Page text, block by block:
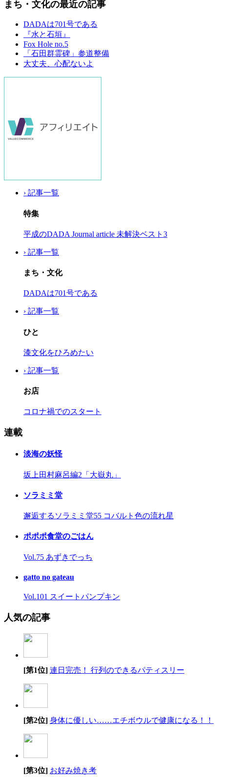
まち・文化の最近の記事
DADAは701号である
『水と石垣』
Fox Hole no.5
「石田群霊碑」参道整備
大丈夫、心配ないよ
› 記事一覧
特集
平成のDADA Journal article 未解決ベスト3
› 記事一覧
まち・文化
DADAは701号である
› 記事一覧
ひと
漆文化をひろめたい
› 記事一覧
お店
コロナ禍でのスタート
連載
淡海の妖怪
坂上田村麻呂編2「大嶽丸」
ソラミミ堂
邂逅するソラミミ堂55 コバルト色の流れ星
ポポポ食堂のごはん
Vol.75 あずきでっち
gatto no gateau
Vol.101 スイートパンプキン
人気の記事
[第1位] 連日完売！ 行列のできるパティスリー
[第2位] 身体に優しい……エチボウルで健康になる！！
[第3位] お好み焼き考